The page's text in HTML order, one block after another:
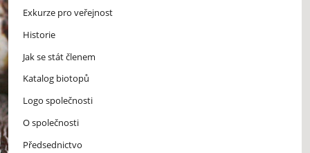
Exkurze pro veřejnost
Historie
Jak se stát členem
Katalog biotopů
Logo společnosti
O společnosti
Předsednictvo